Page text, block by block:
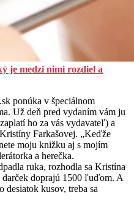
je medzi nimi rozdiel a
ponúka v špeciálnom
Už deň pred vydaním vám ju
ho za vás vydavateľ) a
Farkašovej. „Keďže
moju knižku aj s mojím
a herečka.
ruka, rozhodla sa Kristína
doprajú 1500 ľuďom. A
desiatok kusov, treba sa